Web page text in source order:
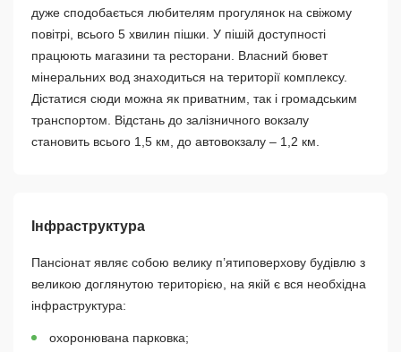
дуже сподобається любителям прогулянок на свіжому
повітрі, всього 5 хвилин пішки. У пішій доступності
працюють магазини та ресторани. Власний бювет
мінеральних вод знаходиться на території комплексу.
Дістатися сюди можна як приватним, так і громадським
транспортом. Відстань до залізничного вокзалу
становить всього 1,5 км, до автовокзалу – 1,2 км.
Інфраструктура
Пансіонат являє собою велику п’ятиповерхову будівлю з
великою доглянутою територією, на якій є вся необхідна
інфраструктура:
охоронювана парковка;